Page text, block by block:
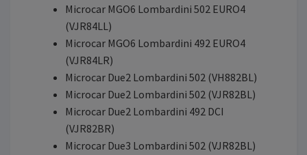
Microcar MGO6 Lombardini 502 EURO4
(VJR84LL)
Microcar MGO6 Lombardini 492 EURO4
(VJR84LR)
Microcar Due2 Lombardini 502 (VH882BL)
Microcar Due2 Lombardini 502 (VJR82BL)
Microcar Due2 Lombardini 492 DCI
(VJR82BR)
Microcar Due3 Lombardini 502 (VJR82BL)